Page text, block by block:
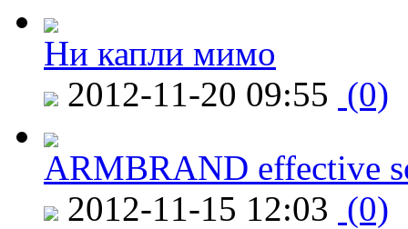
Ни капли мимо
2012-11-20 09:55 (0)
ARMBRAND effective
2012-11-15 12:03 (0)